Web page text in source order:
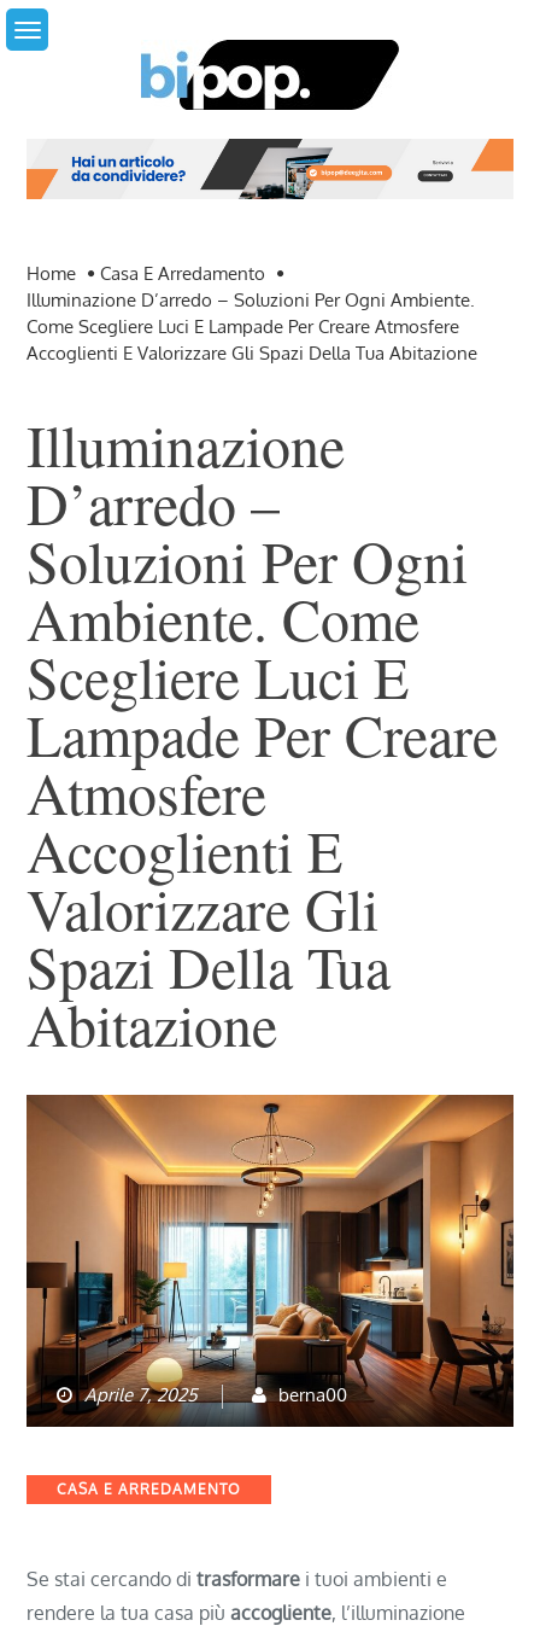
Skip
to
Home
Casa E Arredamento
Illuminazione D’arredo – Soluzioni Per Ogni Ambiente.
Come Scegliere Luci E Lampade Per Creare Atmosfere
Accoglienti E Valorizzare Gli Spazi Della Tua Abitazione
Illuminazione
D’arredo –
Soluzioni Per Ogni
Ambiente. Come
Scegliere Luci E
Lampade Per Creare
Atmosfere
Accoglienti E
Valorizzare Gli
Spazi Della Tua
Abitazione
Aprile 7, 2025 berna00
Categories
CASA E ARREDAMENTO
Se stai cercando ditrasformare i tuoi ambienti e
rendere la tua casa piùaccogliente, l’illuminazione